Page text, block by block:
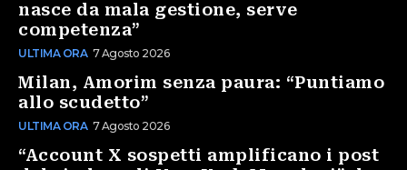
nasce da mala gestione, serve
competenza”
ULTIMA ORA 7 Agosto 2026
Milan, Amorim senza paura: “Puntiamo
allo scudetto”
ULTIMA ORA 7 Agosto 2026
“Account X sospetti amplificano i post